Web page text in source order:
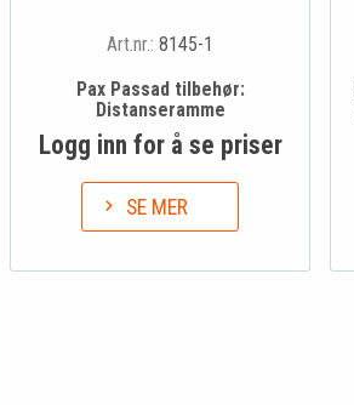
Art.nr.: 8145-1
Pax Passad tilbehør:
Distanseramme
Logg inn for å se priser
SE MER